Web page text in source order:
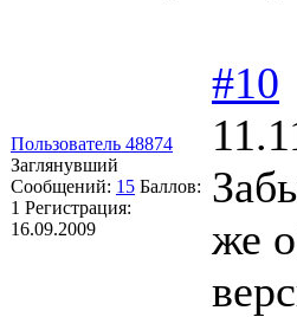
Пользователь 48874
Заглянувший
Сообщений: 15 Баллов:
1 Регистрация:
16.09.2009
#10
же